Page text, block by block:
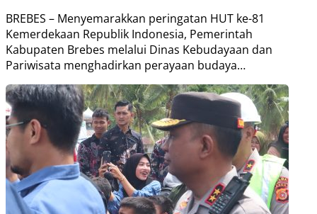
BREBES – Menyemarakkan peringatan HUT ke-81
Kemerdekaan Republik Indonesia, Pemerintah
Kabupaten Brebes melalui Dinas Kebudayaan dan
Pariwisata menghadirkan perayaan budaya…